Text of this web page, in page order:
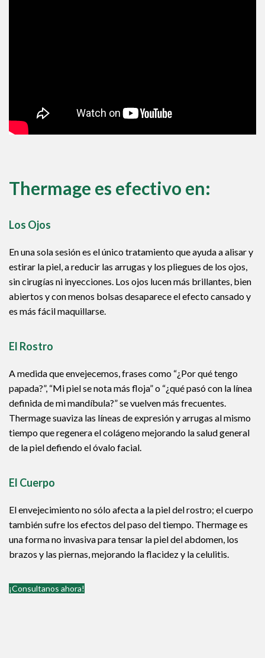
Thermage es efectivo en:
Los Ojos
En una sola sesión es el único tratamiento que ayuda a alisar y
estirar la piel, a reducir las arrugas y los pliegues de los ojos,
sin cirugías ni inyecciones. Los ojos lucen más brillantes, bien
abiertos y con menos bolsas desaparece el efecto cansado y
es más fácil maquillarse.
El Rostro
A medida que envejecemos, frases como “¿Por qué tengo
papada?”, “Mi piel se nota más floja” o “¿qué pasó con la línea
definida de mi mandíbula?” se vuelven más frecuentes.
Thermage suaviza las líneas de expresión y arrugas al mismo
tiempo que regenera el colágeno mejorando la salud general
de la piel defiendo el óvalo facial.
El Cuerpo
El envejecimiento no sólo afecta a la piel del rostro; el cuerpo
también sufre los efectos del paso del tiempo. Thermage es
una forma no invasiva para tensar la piel del abdomen, los
brazos y las piernas, mejorando la flacidez y la celulitis.
¡Consultanos ahora!